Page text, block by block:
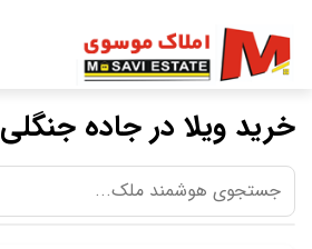
خرید ویلا در جاده جنگلی